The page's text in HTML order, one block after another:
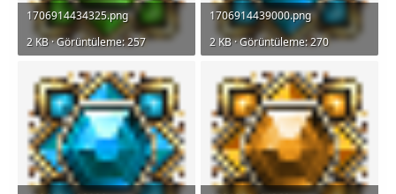
1706914434325.png
2 KB · Görüntüleme: 257
1706914439000.png
2 KB · Görüntüleme: 270